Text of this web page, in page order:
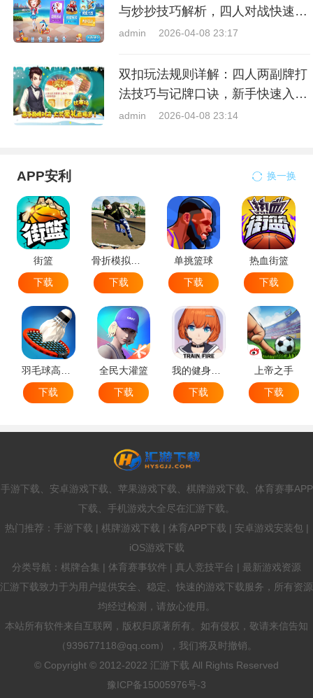
与炒抄技巧解析，四人对战快速入
门指南
admin 2026-04-08 23:17
双扣玩法规则详解：四人两副牌打
法技巧与记牌口诀，新手快速入门
指南
admin 2026-04-08 23:14
APP安利 换一换
街篮
下载
骨折模拟器-极限滑板模拟器
下载
单挑篮球
下载
热血街篮
下载
羽毛球高高手
下载
全民大灌篮
下载
我的健身教练2
下载
上帝之手
下载
手游下载、安卓游戏下载、苹果游戏下载、棋牌游戏下载、体育赛事APP
下载、手机游戏大全尽在汇游下载。
热门推荐：手游下载 | 棋牌游戏下载 | 体育APP下载 | 安卓游戏安装包 |
iOS游戏下载
分类导航：棋牌合集 | 体育赛事软件 | 真人竞技平台 | 最新游戏资源
汇游下载致力于为用户提供安全、稳定、快速的游戏下载服务，所有资源
均经过检测，请放心使用。
本站所有软件来自互联网，版权归原著所有。如有侵权，敬请来信告知
（939677118@qq.com），我们将及时撤销。
© Copyright © 2012-2022 汇游下载 All Rights Reserved
豫ICP备15005976号-3